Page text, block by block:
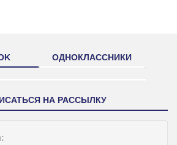
ОДНОКЛАССНИКИ
НА РАССЫЛКУ